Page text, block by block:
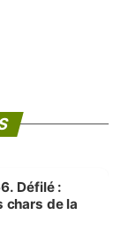
Défilé :
chars de la